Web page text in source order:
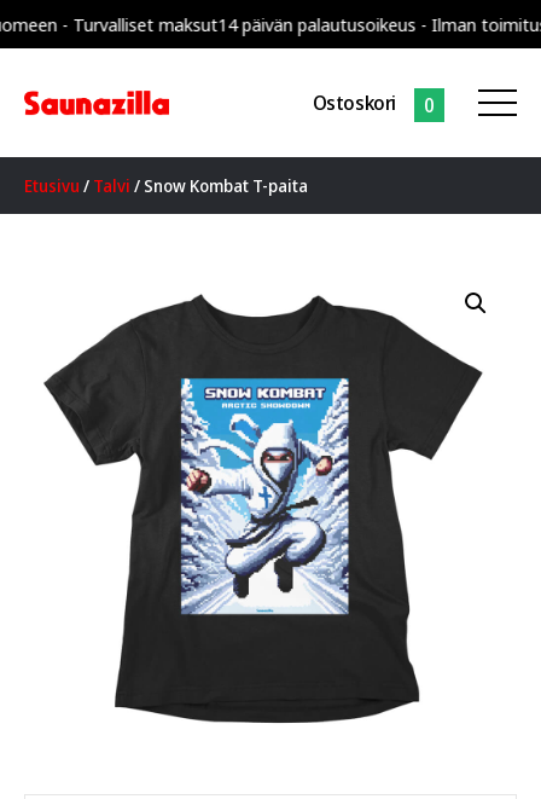
- Turvalliset maksut14 päivän palautusoikeus - Ilman
Ostoskori 0
Etusivu / Talvi / Snow Kombat T-paita